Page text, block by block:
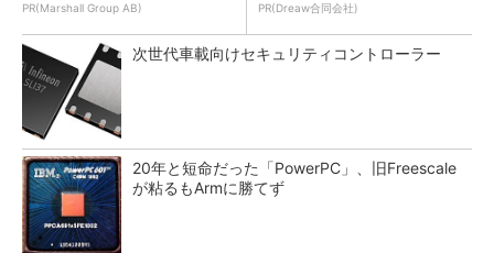
PR(Marshall Group AB) PR(Dreaw合同会社)
次世代車載向けセキュリティコントローラー
20年と短命だった「PowerPC」、旧Freescale
が粘るもArmに勝てず